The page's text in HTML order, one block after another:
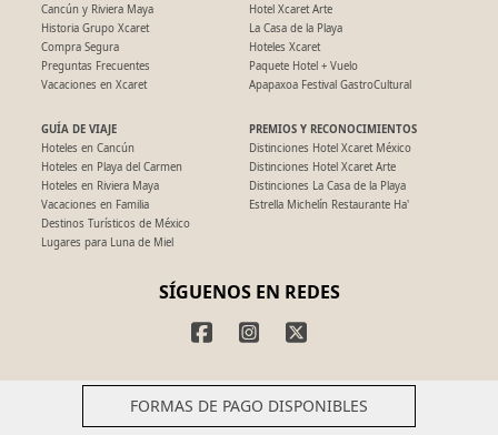
Cancún y Riviera Maya
Historia Grupo Xcaret
Compra Segura
Preguntas Frecuentes
Vacaciones en Xcaret
Hotel Xcaret Arte
La Casa de la Playa
Hoteles Xcaret
Paquete Hotel + Vuelo
Apapaxoa Festival GastroCultural
GUÍA DE VIAJE
Hoteles en Cancún
Hoteles en Playa del Carmen
Hoteles en Riviera Maya
Vacaciones en Familia
Destinos Turísticos de México
Lugares para Luna de Miel
PREMIOS Y RECONOCIMIENTOS
Distinciones Hotel Xcaret México
Distinciones Hotel Xcaret Arte
Distinciones La Casa de la Playa
Estrella Michelín Restaurante Ha'
SÍGUENOS EN REDES
FORMAS DE PAGO DISPONIBLES